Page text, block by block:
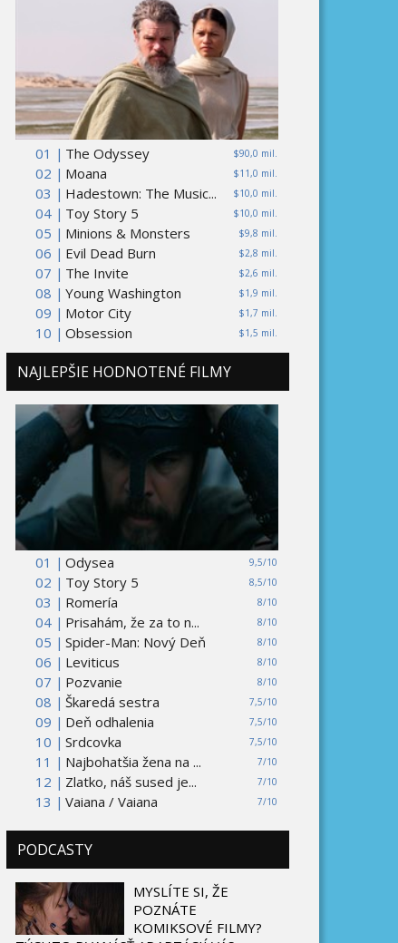
01 | $90,0 mil.
The Odyssey
02 |
$11,0 mil.
Moana
03 |
$10,0 mil.
Hadestown: The Music...
04 |
$10,0 mil.
Toy Story 5
05 |
$9,8 mil.
Minions & Monsters
06 |
$2,8 mil.
Evil Dead Burn
07 |
$2,6 mil.
The Invite
08 |
$1,9 mil.
Young Washington
09 |
$1,7 mil.
Motor City
10 |
$1,5 mil.
Obsession
NAJLEPŠIE HODNOTENÉ FILMY
01 | 9,5/10
Odysea
02 |
8,5/10
Toy Story 5
03 |
8/10
Romería
04 |
8/10
Prisahám, že za to n...
05 |
8/10
Spider-Man: Nový Deň
06 |
8/10
Leviticus
07 |
8/10
Pozvanie
08 |
7,5/10
Škaredá sestra
09 |
7,5/10
Deň odhalenia
10 |
7,5/10
Srdcovka
11 |
7/10
Najbohatšia žena na ...
12 |
7/10
Zlatko, náš sused je...
13 |
7/10
Vaiana / Vaiana
PODCASTY
MYSLÍTE SI, ŽE
POZNÁTE
KOMIKSOVÉ FILMY?